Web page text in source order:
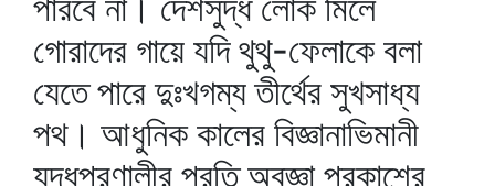
গোরাদের গায়ে যদি থুথু-ফেলাকে বলা
যেতে পারে দুঃখগম্য তীর্থের সুখসাধ্য
পথ। আধুনিক কালের বিজ্ঞানাভিমানী
যুদ্ধপ্রণালীর প্রতি অবজ্ঞা প্রকাশের